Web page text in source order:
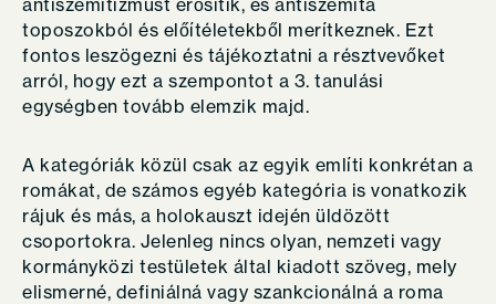
antiszemitizmust erősítik, és antiszemita
toposzokból és előítéletekből merítkeznek. Ezt
fontos leszögezni és tájékoztatni a résztvevőket
arról, hogy ezt a szempontot a 3. tanulási
egységben tovább elemzik majd.
A kategóriák közül csak az egyik említi konkrétan a
romákat, de számos egyéb kategória is vonatkozik
rájuk és más, a holokauszt idején üldözött
csoportokra. Jelenleg nincs olyan, nemzeti vagy
kormányközi testületek által kiadott szöveg, mely
elismerné, definiálná vagy szankcionálná a roma